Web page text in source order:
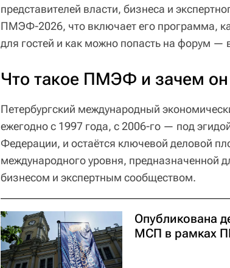
представителей власти, бизнеса и
ПМЭФ-2026, что включает его программа,
для гостей и как можно попасть на форум —
Что такое ПМЭФ и зачем он
Петербургский международный
ежегодно с 1997 года, с 2006‑го — под
Федерации, и остаётся ключевой деловой
международного уровня, предназначенной
бизнесом и экспертным сообществом.
Опубликована
МСП в рамках